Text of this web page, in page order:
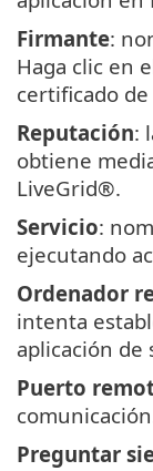
Firmante:
Haga clic en
certificado
Reputación:
obtiene
LiveGrid®.
Servicio:
ejecutando
Ordenador
intenta
aplicación de
Puerto
Preguntar